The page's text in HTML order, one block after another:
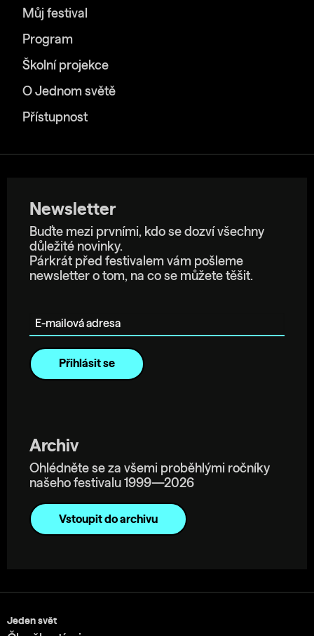
Můj festival
Program
Školní projekce
O Jednom světě
Přístupnost
Newsletter
Buďte mezi prvními, kdo se dozví všechny
důležité novinky.
Párkrát před festivalem vám pošleme
newsletter o tom, na co se můžete těšit.
Archiv
Ohlédněte se za všemi proběhlými ročníky
našeho festivalu 1999—2026
Vstoupit do archivu
Jeden svět